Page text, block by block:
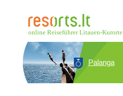
online Reiseführer Litauen-Kurorte
Palanga